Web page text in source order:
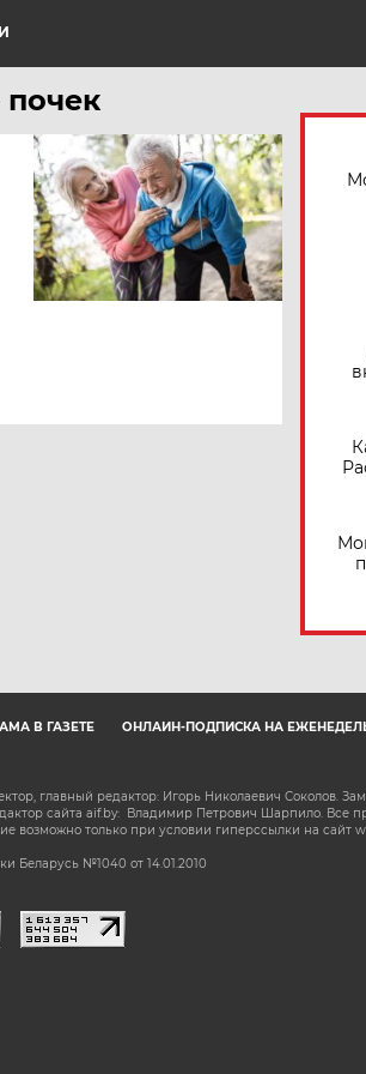
В ГАЗЕТЕ
ОНЛАЙН-ПОДПИСКА НА
главный редактор: Игорь Николаевич Соколов.
сайта aif.by: Владимир Петрович Шарпило. Все
возможно только при условии гиперссылки на сайт
Беларусь №1040 от 14.01.2010